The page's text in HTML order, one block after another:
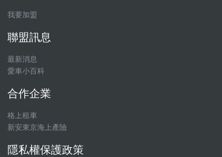
我要加盟
聯盟訊息
最新消息
愛車小百科
合作企業
格上租車
新安東京海上產險
隱私權保護政策